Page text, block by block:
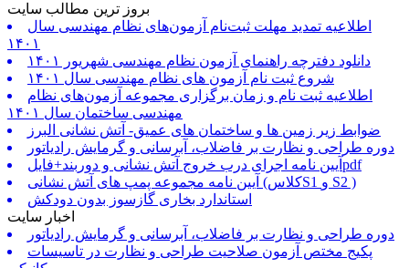
بروز ترین مطالب سایت
اطلاعیه تمدید مهلت ثبت‌نام آزمون‌های نظام مهندسی سال
۱۴۰۱
دانلود دفترچه راهنمای آزمون نظام مهندسی شهریور ۱۴۰۱
شروع ثبت نام آزمون های نظام مهندسی سال ۱۴۰۱
اطلاعیه ثبت نام و زمان برگزاری مجموعه آزمون‌های نظام
مهندسی ساختمان سال ۱۴۰۱
ضوابط زیر زمین ها و ساختمان های عمیق- آتش نشانی البرز
دوره طراحی و نظارت بر فاضلاب، آبرسانی و گرمایش رادیاتور
آیین نامه اجرای درب خروج آتش نشانی و دوربند+فایلpdf
آیین نامه مجموعه پمپ های آتش نشانی (کلاسS1 و S2 )
استاندارد بخاری گازسوز بدون دودکش
اخبار سایت
دوره طراحی و نظارت بر فاضلاب، آبرسانی و گرمایش رادیاتور
پکیج مختص آزمون صلاحیت طراحی و نظارت در تاسیسات